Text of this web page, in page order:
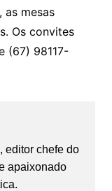
as mesas
Os convites
(67) 98117-
editor chefe do
apaixonado